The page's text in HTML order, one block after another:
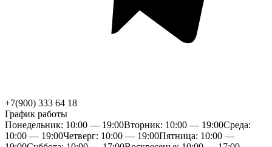
+7(900) 333 64 18
График работы
Понедельник: 10:00 — 19:00Вторник: 10:00 — 19:00Среда:
10:00 — 19:00Четверг: 10:00 — 19:00Пятница: 10:00 —